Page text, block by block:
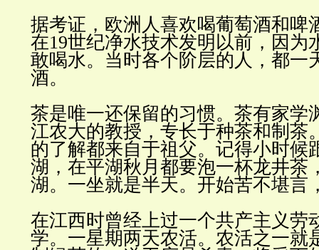
据考证，欧洲人喜欢喝葡萄酒和啤
在19世纪净水技术发明以前，因为
敢喝水。当时各个阶层的人，都一
酒。
茶是唯一还保留的习惯。茶有家学
江农大的教授，专长于种茶和制茶
的了解都来自于祖父。记得小时候
湖，在平湖秋月都要泡一杯龙井茶
湖。一坐就是半天。开始苦不堪言
在江西时曾经上过一个共产主义劳
学。一星期两天农活。农活之一就